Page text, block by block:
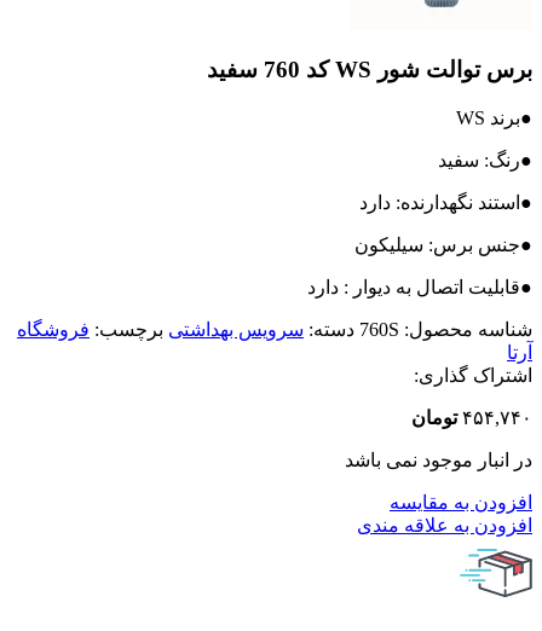
برس توالت شور WS کد 760 سفید
●برند WS
●رنگ: سفید
●استند نگهدارنده: دارد
●جنس برس: سیلیکون
●قابلیت اتصال به دیوار : دارد
شناسه محصول: 760S دسته: سرویس بهداشتی برچسب: فروشگاه
آرتا
اشتراک گذاری:
۴۵۴,۷۴۰ تومان
در انبار موجود نمی باشد
افزودن به مقایسه
افزودن به علاقه مندی